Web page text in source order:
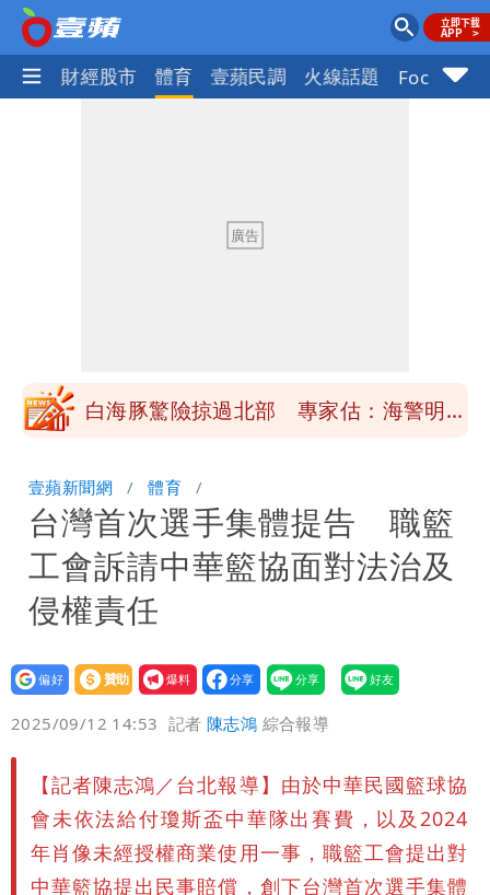
國際 財經股市 體育 壹蘋民調 火線話題 Focus+
「終於能交代」 捐500萬獎學金延續愛
白海豚颱風逼近！鄭明典示警「恐遇黑潮
砸重金再買一整桌卡盒
白海豚驚險掠過北部 專家估：海警明發
「終於能交代」 捐500萬獎學金延續愛
白海豚颱風逼近！鄭明典示警「恐遇黑潮
變強」 路徑分歧藏警訊：不利強度維持
壹蘋新聞網 體育
台灣首次選手集體提告 職籃
工會訴請中華籃協面對法治及
侵權責任
設為
贊助
我要
爆料
2025/09/12 14:53 記者陳志鴻 綜合報導
【記者陳志鴻／台北報導】由於中華民國籃球協
會未依法給付瓊斯盃中華隊出賽費，以及2024
年肖像未經授權商業使用一事，職籃工會提出對
中華籃協提出民事賠償，創下台灣首次選手集體